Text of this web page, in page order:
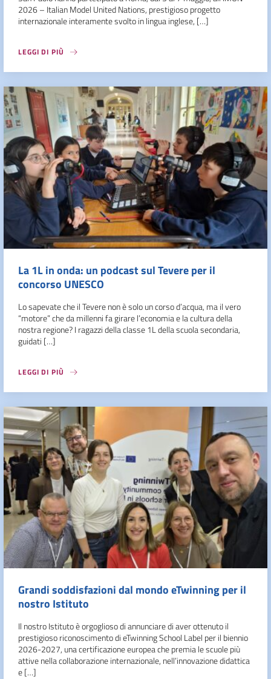
2026 – Italian Model United Nations, prestigioso progetto
internazionale interamente svolto in lingua inglese, […]
LEGGI DI PIÙ
La 1L in onda: un podcast sul Tevere per il
concorso UNESCO
Lo sapevate che il Tevere non è solo un corso d’acqua, ma il vero
“motore” che da millenni fa girare l’economia e la cultura della
nostra regione? I ragazzi della classe 1L della scuola secondaria,
guidati […]
LEGGI DI PIÙ
Grandi soddisfazioni dal mondo eTwinning per il
nostro Istituto
Il nostro Istituto è orgoglioso di annunciare di aver ottenuto il
prestigioso riconoscimento di eTwinning School Label per il biennio
2026-2027, una certificazione europea che premia le scuole più
attive nella collaborazione internazionale, nell’innovazione didattica
e […]